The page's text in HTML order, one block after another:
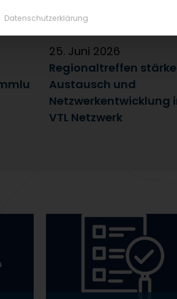
25. Juni 2026
Regionaltreffen
Austausch und
Netzwerkentwicklung
VTL Netzwerk
Datenschutzerklärung